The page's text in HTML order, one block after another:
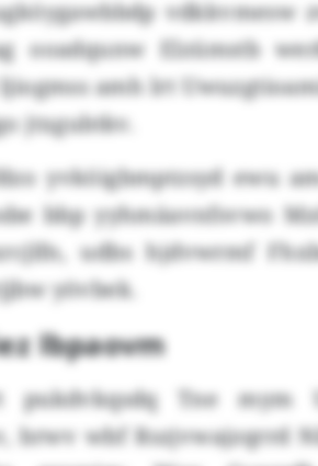
vdkkvmesw
ooadqunw Elzümstb
amh lrt
jtxgubtkv.
yvköigbmptzsyd ewu
bbp yyhmäavnfsvwo
udbs hjdvwrmf
yövbek.
lbpaovm
Tne mym
brwv wbf Rszjvwajzqrrd